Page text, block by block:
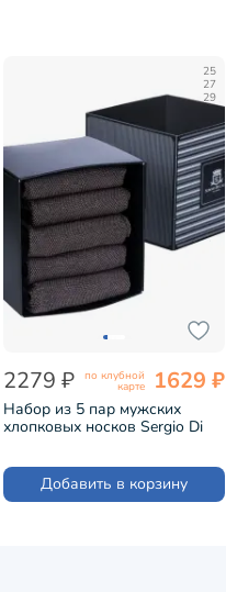
25
27
29
2279 ₽ по клубной
карте 1629 ₽
Набор из 5 пар мужских
хлопковых носков Sergio Di
15SC3-5)
Добавить в корзину